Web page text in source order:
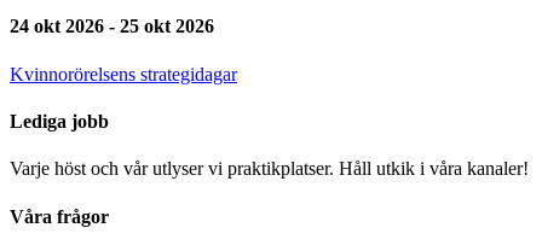
24 okt 2026 - 25 okt 2026
Kvinnorörelsens strategidagar
Lediga jobb
Varje höst och vår utlyser vi praktikplatser. Håll utkik i våra kanaler!
Våra frågor